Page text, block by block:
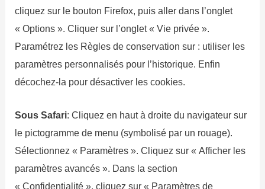
cliquez sur le bouton Firefox, puis aller dans l’onglet
« Options ». Cliquer sur l’onglet « Vie privée ».
Paramétrez les Règles de conservation sur : utiliser les
paramètres personnalisés pour l’historique. Enfin
décochez-la pour désactiver les cookies.
Sous Safari: Cliquez en haut à droite du navigateur sur
le pictogramme de menu (symbolisé par un rouage).
Sélectionnez « Paramètres ». Cliquez sur « Afficher les
paramètres avancés ». Dans la section
« Confidentialité », cliquez sur « Paramètres de